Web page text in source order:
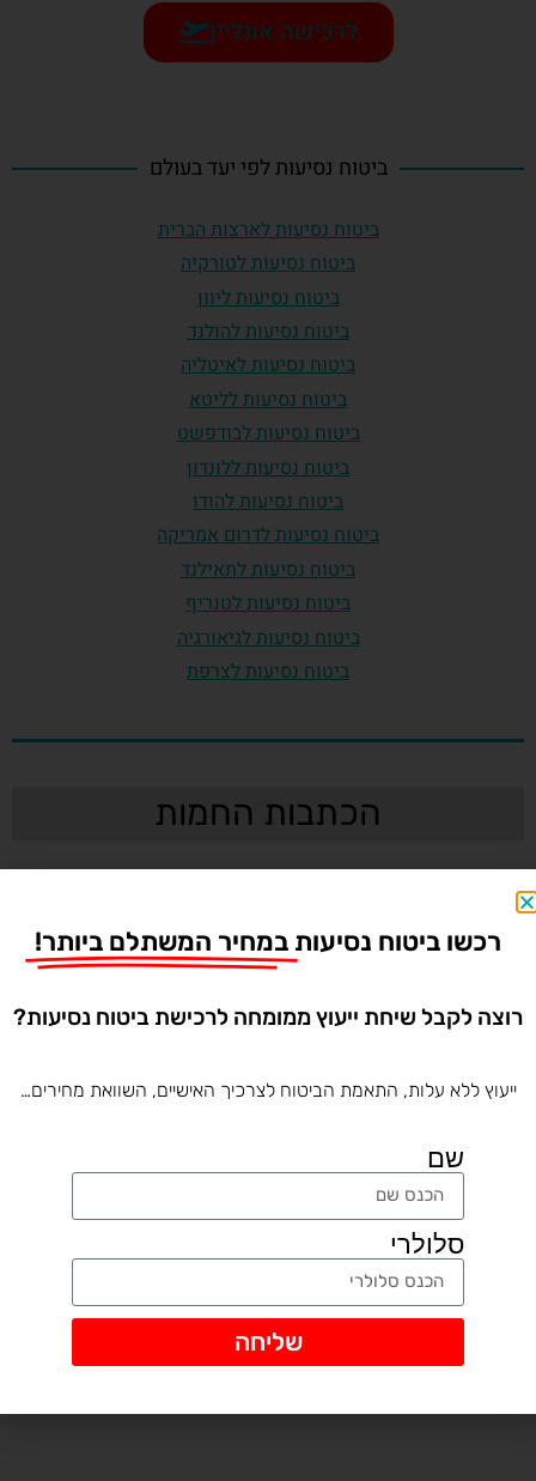
לרכישה אונליין
ביטוח נסיעות לפי יעד בעולם
ביטוח נסיעות לארצות הברית
ביטוח נסיעות לטורקיה
ביטוח נסיעות ליוון
ביטוח נסיעות להולנד
ביטוח נסיעות לאיטליה
ביטוח נסיעות לליטא
ביטוח נסיעות לבודפשט
ביטוח נסיעות ללונדון
ביטוח נסיעות להודו
ביטוח נסיעות לדרום אמריקה
ביטוח נסיעות לתאילנד
ביטוח נסיעות לטנריף
ביטוח נסיעות לגיאורגיה
ביטוח נסיעות לצרפת
הכתבות החמות
איך לבחור מלון בחו"ל? כל מה שחשוב לבדוק
רכשו ביטוח נסיעות במחיר המשתלם ביותר!
רוצה לקבל שיחת ייעוץ ממומחה לרכישת ביטוח נסיעות?
ייעוץ ללא עלות, התאמת הביטוח לצרכיך האישיים, השוואת מחירים…
שם
סלולרי
שליחה